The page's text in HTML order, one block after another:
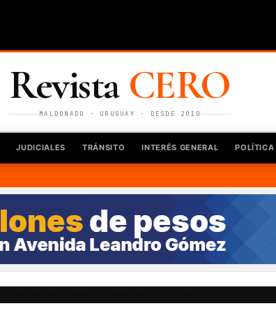
RevistaCERO
MALDONADO · URUGUAY · DESDE 2010
JUDICIALES TRÁNSITO INTERÉS GENERAL POLÍTICA